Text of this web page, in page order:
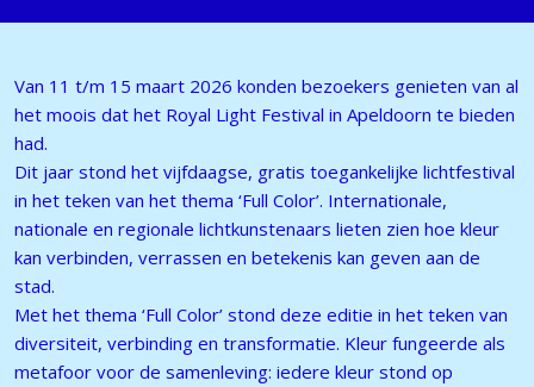
Van 11 t/m 15 maart 2026 konden bezoekers genieten van al
het moois dat het Royal Light Festival in Apeldoorn te bieden
had.
Dit jaar stond het vijfdaagse, gratis toegankelijke lichtfestival
in het teken van het thema ‘Full Color’. Internationale,
nationale en regionale lichtkunstenaars lieten zien hoe kleur
kan verbinden, verrassen en betekenis kan geven aan de
stad.
Met het thema ‘Full Color’ stond deze editie in het teken van
diversiteit, verbinding en transformatie. Kleur fungeerde als
metafoor voor de samenleving: iedere kleur stond op